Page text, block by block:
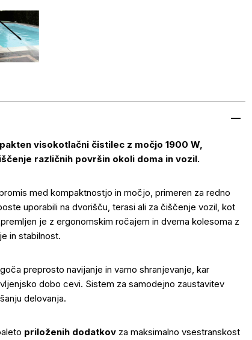
visokotlačni čistilec z močjo 1900 W,
različnih površin okoli doma in vozil.
med kompaktnostjo in močjo, primeren za redno
uporabili na dvorišču, terasi ali za čiščenje vozil, kot
je z ergonomskim ročajem in dvema kolesoma z
in stabilnost.
preprosto navijanje in varno shranjevanje, kar
dobo cevi. Sistem za samodejno zaustavitev
delovanja.
priloženih dodatkov za maksimalno vsestranskost